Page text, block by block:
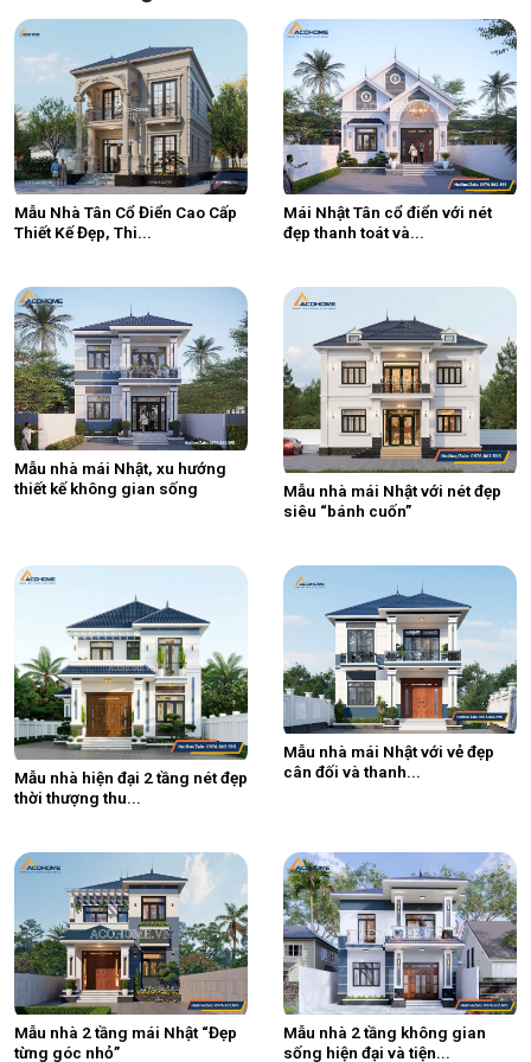
Mẫu Nhà Tân Cổ Điển Cao Cấp
Thiết Kế Đẹp, Thi...
Mái Nhật Tân cổ điển với nét
đẹp thanh toát và...
Mẫu nhà mái Nhật, xu hướng
thiết kế không gian sống
Mẫu nhà mái Nhật với nét đẹp
siêu “bánh cuốn”
Mẫu nhà hiện đại 2 tầng nét đẹp
thời thượng thu...
Mẫu nhà mái Nhật với vẻ đẹp
cân đối và thanh...
Mẫu nhà 2 tầng mái Nhật “Đẹp
từng góc nhỏ”
Mẫu nhà 2 tầng không gian
sống hiện đại và tiện...